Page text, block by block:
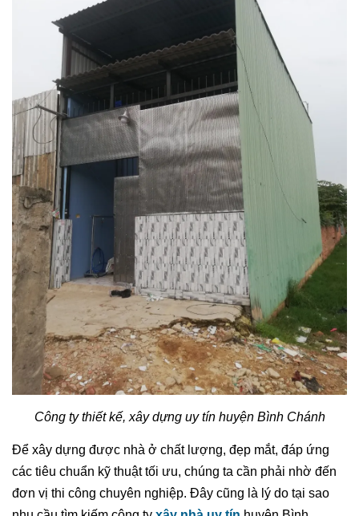
Công ty thiết kế, xây dựng uy tín huyện Bình Chánh
Để xây dựng được nhà ở chất lượng, đẹp mắt, đáp ứng
các tiêu chuẩn kỹ thuật tối ưu, chúng ta cần phải nhờ đến
đơn vị thi công chuyên nghiệp. Đây cũng là lý do tại sao